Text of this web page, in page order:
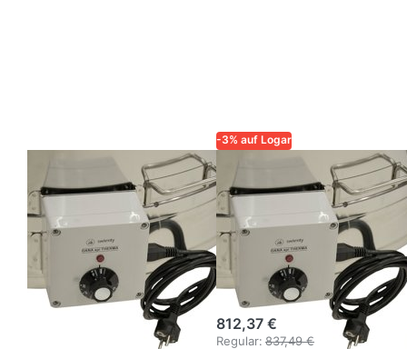
LOGAR – QUALITÄT UND
ZUVERLÄSSIGKEIT FÜR
IMKER
Bodenheizung
für
Honigschleuder
ø 82 cm –
Thermostat &
-3% auf Logar
LOGAR – QUALITÄT UND
ZUVERLÄSSIGKEIT FÜR
IMKER
Bodenheizung ø
95–110 cm mit
Thermostat und
Montage
812,37 €
Regular: 837,49 €